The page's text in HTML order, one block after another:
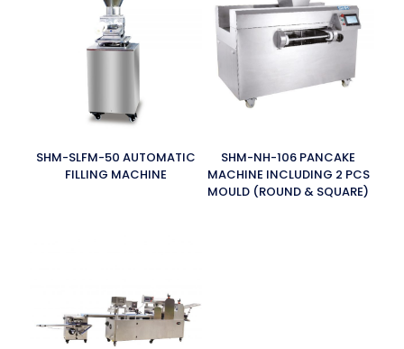
SHM-SLFM-50 AUTOMATIC
FILLING MACHINE
SHM-NH-106 PANCAKE
MACHINE INCLUDING 2 PCS
MOULD (ROUND & SQUARE)